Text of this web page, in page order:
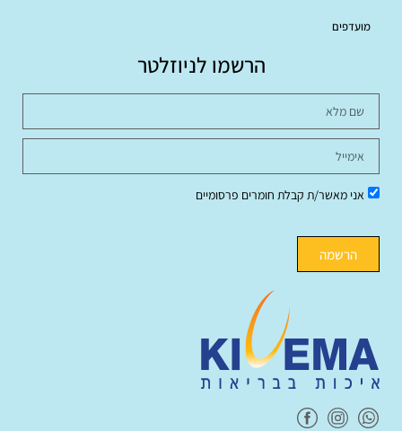
מועדפים
הרשמו לניוזלטר
אני מאשר/ת קבלת חומרים פרסומיים
הרשמה